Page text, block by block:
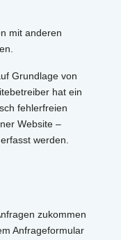
mit anderen
Grundlage von
hat ein
fehlerfreien
Website –
werden.
zukommen
Anfrageformular